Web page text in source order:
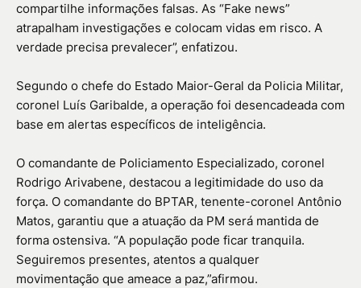
compartilhe informações falsas. As “Fake news”
atrapalham investigações e colocam vidas em risco. A
verdade precisa prevalecer”, enfatizou.
Segundo o chefe do Estado Maior-Geral da Policia Militar,
coronel Luís Garibalde, a operação foi desencadeada com
base em alertas específicos de inteligência.
O comandante de Policiamento Especializado, coronel
Rodrigo Arivabene, destacou a legitimidade do uso da
força. O comandante do BPTAR, tenente-coronel Antônio
Matos, garantiu que a atuação da PM será mantida de
forma ostensiva. “A população pode ficar tranquila.
Seguiremos presentes, atentos a qualquer
movimentação que ameace a paz,”afirmou.